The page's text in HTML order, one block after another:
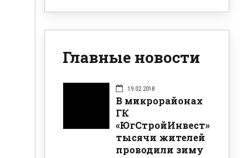
Главные новости
19.02.2018
В микрорайонах
ГК
«ЮгСтройИнвест»
тысячи жителей
проводили зиму